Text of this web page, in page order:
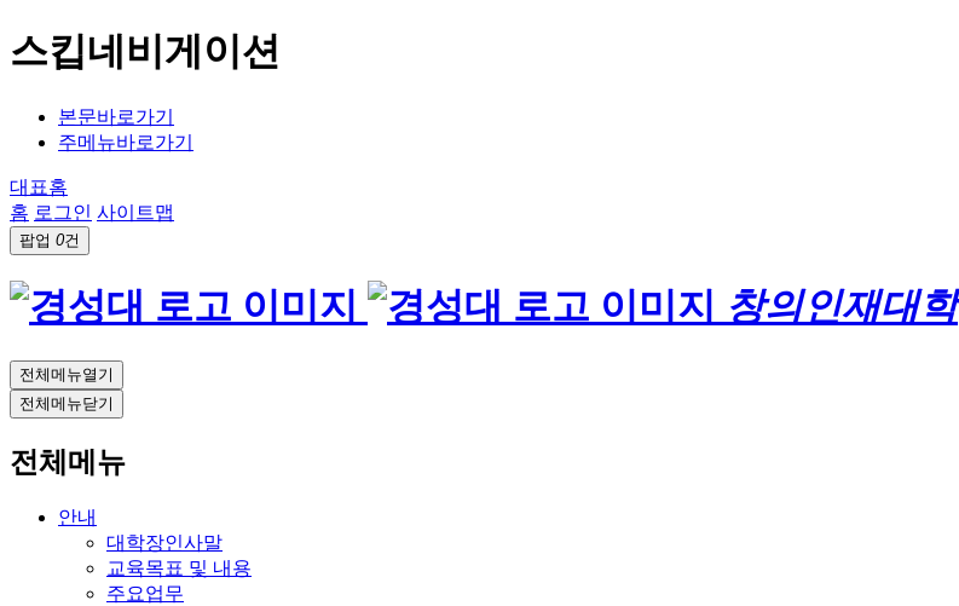
스킵네비게이션
본문바로가기
주메뉴바로가기
대표홈
홈 로그인 사이트맵
팝업 0건
창의인재대학
전체메뉴열기
전체메뉴닫기
전체메뉴
안내
대학장인사말
교육목표 및 내용
주요업무